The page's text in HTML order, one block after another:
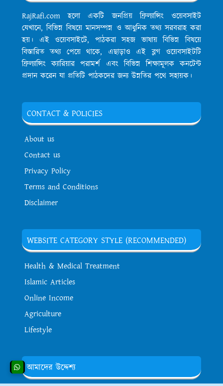
RajRafi.com হলো একটি জনপ্রিয় ফ্রিল্যান্সিং ওয়েবসাইট
যেখানে, বিভিন্ন বিষয়ে মানসম্পন্ন ও আধুনিক তথ্য সরবরাহ করা
হয়। এই ওয়েবসাইটে, পাঠকরা সহজ ভাষায় বিভিন্ন বিষয়ে
বিস্তারিত তথ্য পেয়ে থাকে, এছাড়াও এই ব্লগ ওয়েবসাইটটি
ফ্রিল্যান্সিং ক্যারিয়ার পরামর্শ এবং বিভিন্ন শিক্ষামূলক কনটেন্ট
প্রদান করেন যা প্রতিটি পাঠকদের জন্য উন্নতির পথে সহায়ক।
CONTACT & POLICIES
About us
Contact us
Privacy Policy
Terms and Conditions
Disclaimer
WEBSITE CATEGORY STYLE (RECOMMENDED)
Health & Medical Treatment
Islamic Articles
Online Income
Agriculture
Lifestyle
আমাদের উদ্দেশ্য